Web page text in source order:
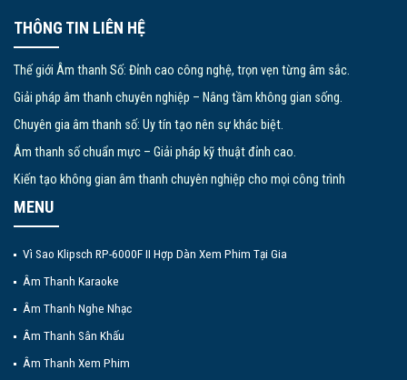
THÔNG TIN LIÊN HỆ
Thế giới Âm thanh Số: Đỉnh cao công nghệ, trọn vẹn từng âm sắc.
Giải pháp âm thanh chuyên nghiệp – Nâng tầm không gian sống.
Chuyên gia âm thanh số: Uy tín tạo nên sự khác biệt.
Âm thanh số chuẩn mực – Giải pháp kỹ thuật đỉnh cao.
Kiến tạo không gian âm thanh chuyên nghiệp cho mọi công trình
MENU
Vì Sao Klipsch RP-6000F II Hợp Dàn Xem Phim Tại Gia
Âm Thanh Karaoke
Âm Thanh Nghe Nhạc
Âm Thanh Sân Khấu
Âm Thanh Xem Phim